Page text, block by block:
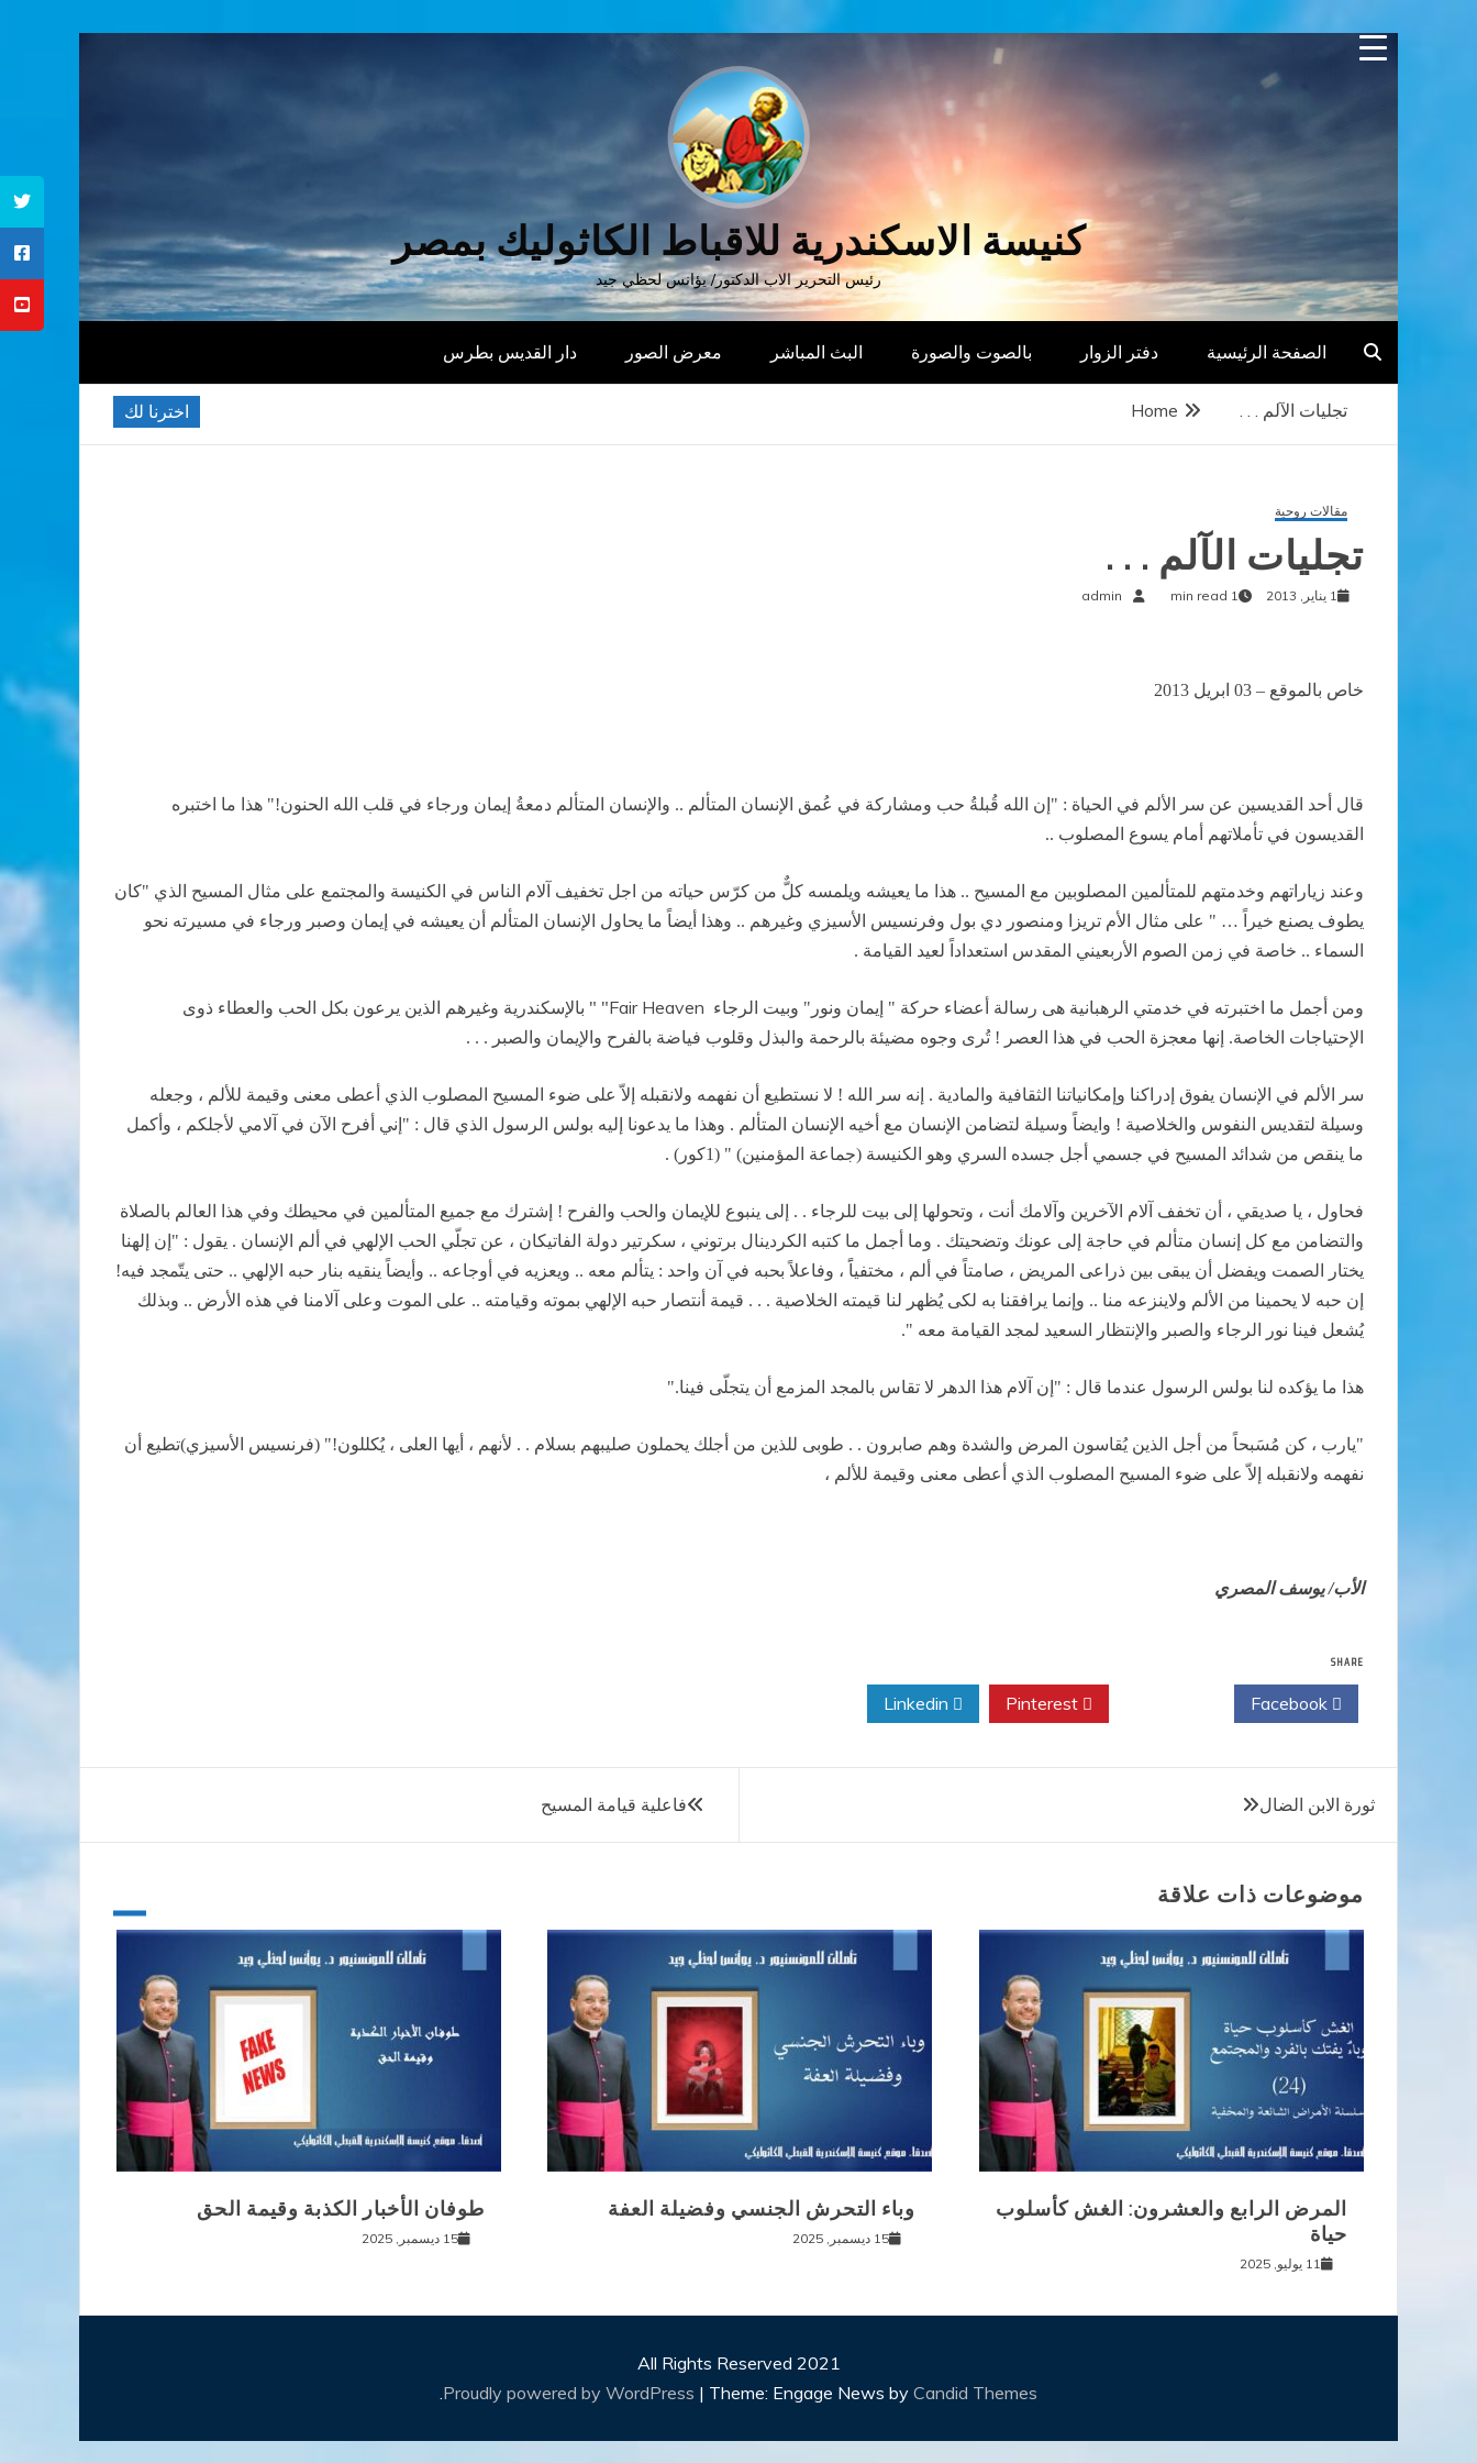
Skip
كنيسة الاسكندرية للاقباط الكاثوليك بمصر
رئيس التحرير الاب الدكتور/ يؤانس لحظي جيد
الصفحة الرئيسية دفتر الزوار بالصوت والصورة البث المباشر معرض الصور دار القديس بطرس
اخترنا لك Home تجليات الآلم . . .
مقالات روحية
تجليات الآلم . . .
1 يناير, 2013 1 min read
admin
خاص بالموقع – 03 ابريل 2013
قال أحد القديسين عن سر الألم في الحياة : "إن الله قُبلةُ حب ومشاركة في عُمق الإنسان المتألم .. والإنسان المتألم دمعةُ إيمان ورجاء في قلب الله الحنون!" هذا ما اختبره
القديسون في تأملاتهم أمام يسوع المصلوب ..
وعند زياراتهم وخدمتهم للمتألمين المصلوبين مع المسيح .. هذا ما يعيشه ويلمسه كلٌّ من كرّس حياته من اجل تخفيف آلام الناس في الكنيسة والمجتمع على مثال المسيح الذي "كان
يطوف يصنع خيراً … " على مثال الأم تريزا ومنصور دي بول وفرنسيس الأسيزي وغيرهم .. وهذا أيضاً ما يحاول الإنسان المتألم أن يعيشه في إيمان وصبر ورجاء في مسيرته نحو
السماء .. خاصة في زمن الصوم الأربعيني المقدس استعداداً لعيد القيامة .
ومن أجمل ما اختبرته في خدمتي الرهبانية هى رسالة أعضاء حركة " إيمان ونور" وبيت الرجاء Fair Heaven"
" بالإسكندرية وغيرهم الذين يرعون بكل الحب والعطاء ذوى
الإحتياجات الخاصة. إنها معجزة الحب في هذا العصر ! تُرى وجوه مضيئة بالرحمة والبذل وقلوب فياضة بالفرح والإيمان والصبر . . .
سر الألم في الإنسان يفوق إدراكنا وإمكانياتنا الثقافية والمادية . إنه سر الله ! لا نستطيع أن نفهمه ولانقبله إلاّ على ضوء المسيح المصلوب الذي أعطى معنى وقيمة للألم ، وجعله
وسيلة لتقديس النفوس والخلاصية ! وايضاً وسيلة لتضامن الإنسان مع أخيه الإنسان المتألم . وهذا ما يدعونا إليه بولس الرسول الذي قال : "إني أفرح الآن في آلامي لأجلكم ، وأكمل
ما ينقص من شدائد المسيح في جسمي أجل جسده السري وهو الكنيسة (جماعة المؤمنين) " (1كور) .
فحاول ، يا صديقي ، أن تخفف آلام الآخرين وآلامك أنت ، وتحولها إلى بيت للرجاء . . إلى ينبوع للإيمان والحب والفرح ! إشترك مع جميع المتألمين في محيطك وفي هذا العالم بالصلاة
والتضامن مع كل إنسان متألم في حاجة إلى عونك وتضحيتك . وما أجمل ما كتبه الكردينال برتوني ، سكرتير دولة الفاتيكان ، عن تجلّي الحب الإلهي في ألم الإنسان . يقول : "إن إلهنا
يختار الصمت ويفضل أن يبقى بين ذراعى المريض ، صامتاً في ألم ، مختفياًَ ، وفاعلاً بحبه في آن واحد : يتألم معه .. ويعزيه في أوجاعه .. وأيضاً ينقيه بنار حبه الإلهي .. حتى يتّمجد فيه!
إن حبه لا يحمينا من الألم ولاينزعه منا .. وإنما يرافقنا به لكى يُظهر لنا قيمته الخلاصية . . . قيمة أنتصار حبه الإلهي بموته وقيامته .. على الموت وعلى آلامنا في هذه الأرض .. وبذلك
يُشعل فينا نور الرجاء والصبر والإنتظار السعيد لمجد القيامة معه ".
هذا ما يؤكده لنا بولس الرسول عندما قال : "إن آلام هذا الدهر لا تقاس بالمجد المزمع أن يتجلّى فينا."
"يارب ، كن مُسَبحاً من أجل الذين يُقاسون المرض والشدة وهم صابرون . . طوبى للذين من أجلك يحملون صليبهم بسلام . . لأنهم ، أيها العلى ، يُكللون!" (فرنسيس الأسيزي)تطيع أن
نفهمه ولانقبله إلاّ على ضوء المسيح المصلوب الذي أعطى معنى وقيمة للألم ،
الأب/ يوسف المصري
SHARE
تصفّح
المقالات
فاعلية قيامة المسيح ثورة الابن الضال
موضوعات ذات علاقة
طوفان الأخبار الكذبة وقيمة الحق
15 ديسمبر, 2025
وباء التحرش الجنسي وفضيلة العفة
15 ديسمبر, 2025
المرض الرابع والعشرون: الغش كأسلوب
حياة
11 يوليو, 2025
All Rights Reserved 2021
Proudly powered by WordPress | Theme: Engage News by Candid Themes
.